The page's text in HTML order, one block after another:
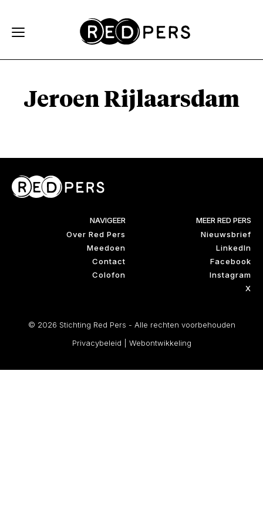
Jeroen Rijlaarsdam
NAVIGEER
Over Red Pers
Meedoen
Contact
Colofon
MEER RED PERS
Nieuwsbrief
LinkedIn
Facebook
Instagram
X
© 2026 Stichting Red Pers - Alle rechten voorbehouden
Privacybeleid
Webontwikkeling